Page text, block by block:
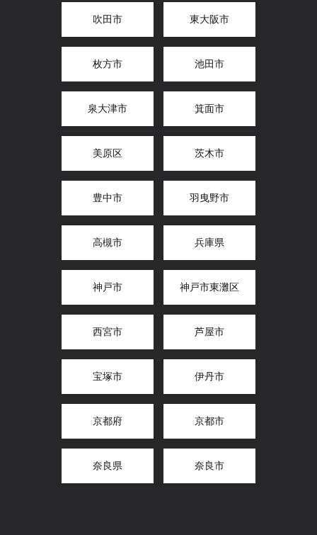
吹田市 東大阪市
枚方市 池田市
泉大津市 箕面市
美原区 茨木市
豊中市 羽曳野市
高槻市 兵庫県
神戸市 神戸市東灘区
西宮市 芦屋市
宝塚市 伊丹市
京都府 京都市
奈良県 奈良市